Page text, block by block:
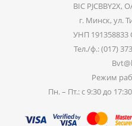
BIC PJCBBY2X,
г. Минск, ул.
УНП 191358833
Тел./ф.: (017)
Режим
Пн. – Пт.: с 9:30 до